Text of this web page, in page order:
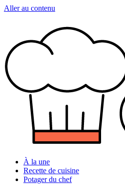
Aller au contenu
À la une
Recette de cuisine
Potager du chef